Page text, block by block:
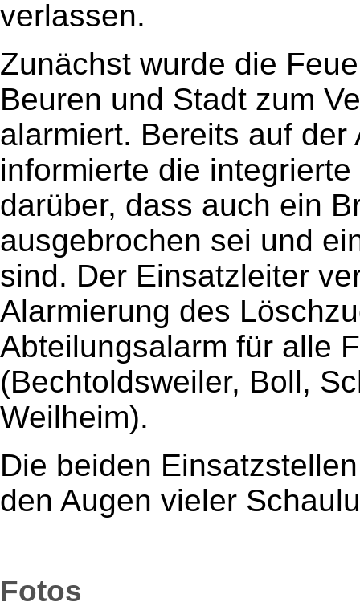
verlassen.
Zunächst wurde die
Beuren und Stadt zum
alarmiert. Bereits auf
informierte die
darüber, dass auch ein
ausgebrochen sei und
sind. Der Einsatzleiter
Alarmierung des
Abteilungsalarm für alle
(Bechtoldsweiler, Boll,
Weilheim).
Die beiden
den Augen vieler
Fotos